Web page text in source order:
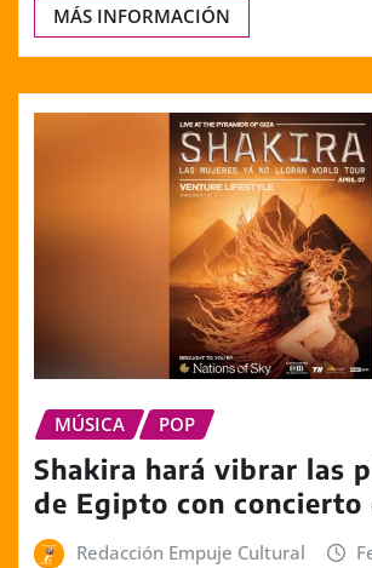
MÁS INFORMACIÓN
MÚSICA POP
Shakira hará vibrar las
de Egipto con concierto
Redacción Empuje Cultural